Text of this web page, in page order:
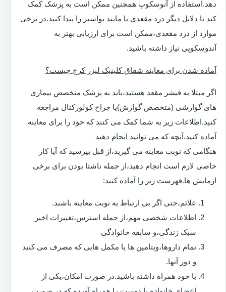
دهد.استفاده از آنوسکوپ همچنین ممکن است به پزشک کمک
کند تا دلایل دیگر درد مقعدی یا مانند بواسیر را پیدا کنند.در برخی
موارد از درد مقعدی،ممکن است برای ارزیابی بهتر به
آندوسکوپی نیاز داشته باشید.
آماده شدن برای معاینه شقاق کلینیک لیزر کرج چیست؟
اگر مبتلا به فیشر مقعد هستید،باید به پزشک متخصص بیماری
های گوارشی (متخصص گوارش)یا جراح کولورکتال مراجعه
کنید.اطلاعات زیر به شما کمک می کنند که خود را برای معاینه
آماده کنید.آنچه که می توانید انجام دهید
هنگامی که نوبت معاینه می گیرید،از قبل بپرسید که آیا کار
خاصی لازم است انجام دهید،از جمله ناشتا بودن برای برخی
ازمایش ها.فهرست زیر را آماده کنید:
علائم،حتی اگر بی ارتباط به نوبت معاینه باشند.
اطلاعات شخصی مهم،از جمله استرس،تغییرات اخیر
سبک زندگی،و سابقه خانوادگی
تمام داروها،ویتامین ها یا مکمل هایی که مصرف می کنید
و دوز آنها.
با خود همراه داشته باشید.در صورت امکان،یکی از